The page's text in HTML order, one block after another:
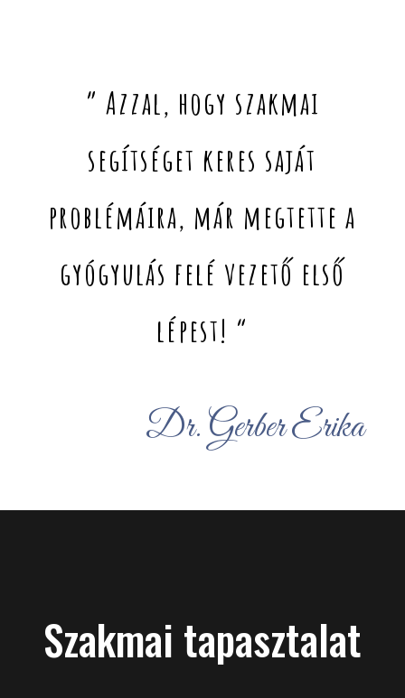
” Azzal, hogy szakmai
segítséget keres saját
problémáira, már megtette a
gyógyulás felé vezető első
lépest! “
Dr. Gerber Erika
Szakmai tapasztalat